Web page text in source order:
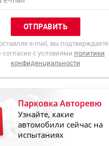
e-mail, вы подтверждаете
согласие с условиями политики
конфиденциальности
Парковка Авторевю
Узнайте, какие
автомобили сейчас на
испытаниях